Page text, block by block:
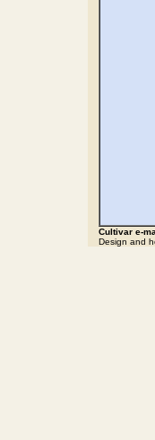
Cultivar e-
Design and